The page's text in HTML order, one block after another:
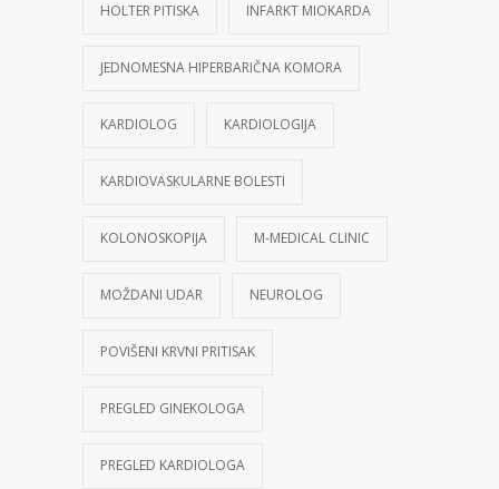
HOLTER PITISKA INFARKT MIOKARDA
JEDNOMESNA HIPERBARIČNA KOMORA
KARDIOLOG KARDIOLOGIJA
KARDIOVASKULARNE BOLESTI
KOLONOSKOPIJA M-MEDICAL CLINIC
MOŽDANI UDAR NEUROLOG
POVIŠENI KRVNI PRITISAK
PREGLED GINEKOLOGA
PREGLED KARDIOLOGA